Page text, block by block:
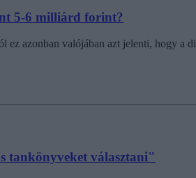
5-6 milliárd forint?
azonban valójában azt jelenti, hogy a
tankönyveket választani"